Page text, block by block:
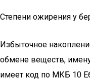
Степени ожирения у
Избыточное
обмене веществ,
имеет код по МКБ 10